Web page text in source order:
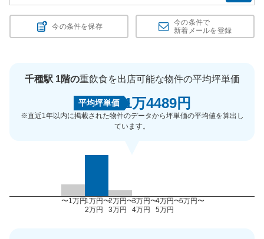
今の条件を保存
今の条件で
新着メールを登録
千種駅 1階の重飲食を出店可能な物件の平均坪単価
平均坪単価 1万4489円
※直近1年以内に掲載された物件のデータから坪単価の平均値を算出し
ています。
〜1万円1万円〜
2万円
2万円〜
3万円
3万円〜
4万円
4万円〜
5万円
5万円〜